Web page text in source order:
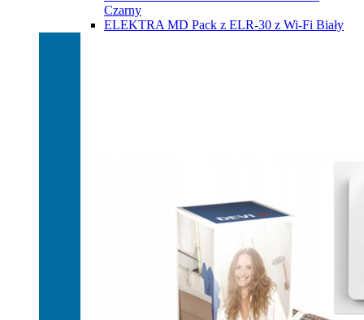
Czarny
ELEKTRA MD Pack z ELR-30 z Wi-Fi Biały